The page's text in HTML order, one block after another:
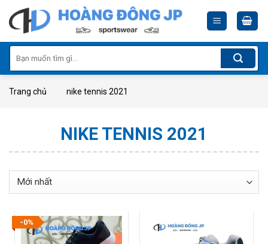
content
kiếm:
Trang chủ nike tennis 2021
NIKE TENNIS 2021
-0%